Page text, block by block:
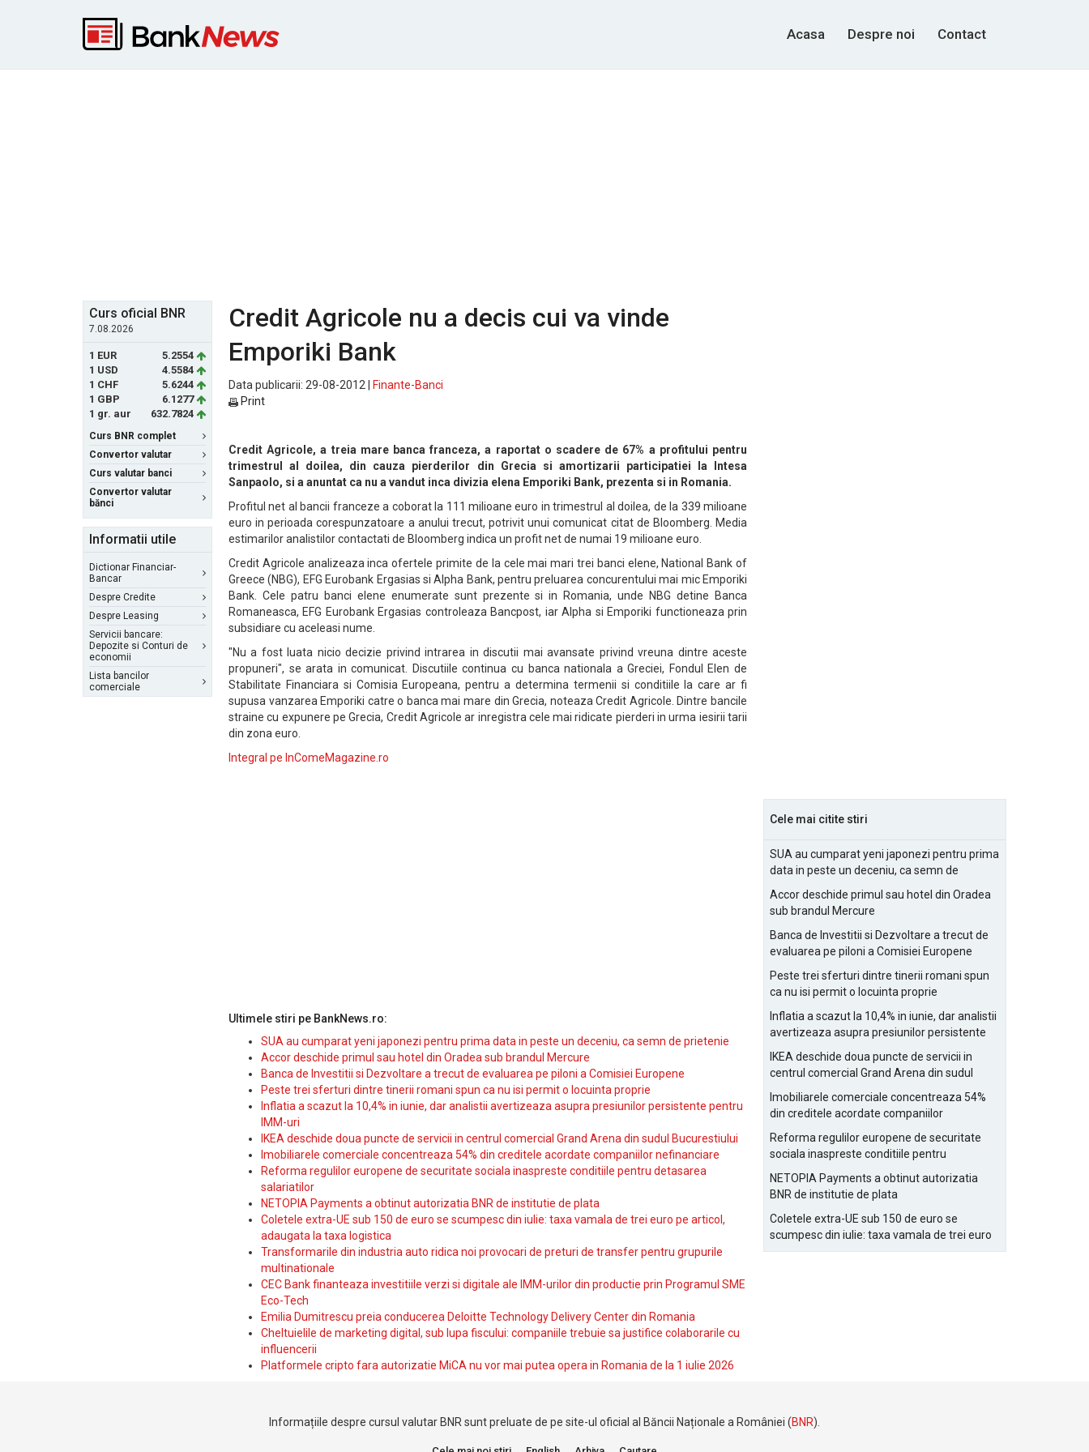
Acasa Despre noi Contact
Curs oficial BNR
7.08.2026
1 EUR
5.2554
1 USD
4.5584
1 CHF
5.6244
1 GBP
6.1277
1 gr. aur
632.7824
Curs BNR complet
Convertor valutar
Curs valutar banci
Convertor valutar
bănci
Informatii utile
Dictionar Financiar-
Bancar
Despre Credite
Despre Leasing
Servicii bancare:
Depozite si Conturi de
economii
Lista bancilor
comerciale
Credit Agricole nu a decis cui va vinde
Emporiki Bank
Data publicarii: 29-08-2012 |
Finante-Banci
Print
Credit Agricole, a treia mare banca franceza, a raportat o scadere de 67% a profitului pentru
trimestrul al doilea, din cauza pierderilor din Grecia si amortizarii participatiei la Intesa
Sanpaolo, si a anuntat ca nu a vandut inca divizia elena Emporiki Bank, prezenta si in Romania.
Profitul net al bancii franceze a coborat la 111 milioane euro in trimestrul al doilea, de la 339 milioane
euro in perioada corespunzatoare a anului trecut, potrivit unui comunicat citat de Bloomberg. Media
estimarilor analistilor contactati de Bloomberg indica un profit net de numai 19 milioane euro.
Credit Agricole analizeaza inca ofertele primite de la cele mai mari trei banci elene, National Bank of
Greece (NBG), EFG Eurobank Ergasias si Alpha Bank, pentru preluarea concurentului mai mic Emporiki
Bank. Cele patru banci elene enumerate sunt prezente si in Romania, unde NBG detine Banca
Romaneasca, EFG Eurobank Ergasias controleaza Bancpost, iar Alpha si Emporiki functioneaza prin
subsidiare cu aceleasi nume.
"Nu a fost luata nicio decizie privind intrarea in discutii mai avansate privind vreuna dintre aceste
propuneri", se arata in comunicat. Discutiile continua cu banca nationala a Greciei, Fondul Elen de
Stabilitate Financiara si Comisia Europeana, pentru a determina termenii si conditiile la care ar fi
supusa vanzarea Emporiki catre o banca mai mare din Grecia, noteaza Credit Agricole. Dintre bancile
straine cu expunere pe Grecia, Credit Agricole ar inregistra cele mai ridicate pierderi in urma iesirii tarii
din zona euro.
Integral pe InComeMagazine.ro
Ultimele stiri pe BankNews.ro:
SUA au cumparat yeni japonezi pentru prima data in peste un deceniu, ca semn de prietenie
Accor deschide primul sau hotel din Oradea sub brandul Mercure
Banca de Investitii si Dezvoltare a trecut de evaluarea pe piloni a Comisiei Europene
Peste trei sferturi dintre tinerii romani spun ca nu isi permit o locuinta proprie
Inflatia a scazut la 10,4% in iunie, dar analistii avertizeaza asupra presiunilor persistente pentru
IMM-uri
IKEA deschide doua puncte de servicii in centrul comercial Grand Arena din sudul Bucurestiului
Imobiliarele comerciale concentreaza 54% din creditele acordate companiilor nefinanciare
Reforma regulilor europene de securitate sociala inaspreste conditiile pentru detasarea
salariatilor
NETOPIA Payments a obtinut autorizatia BNR de institutie de plata
Coletele extra-UE sub 150 de euro se scumpesc din iulie: taxa vamala de trei euro pe articol,
adaugata la taxa logistica
Transformarile din industria auto ridica noi provocari de preturi de transfer pentru grupurile
multinationale
CEC Bank finanteaza investitiile verzi si digitale ale IMM-urilor din productie prin Programul SME
Eco-Tech
Emilia Dumitrescu preia conducerea Deloitte Technology Delivery Center din Romania
Cheltuielile de marketing digital, sub lupa fiscului: companiile trebuie sa justifice colaborarile cu
influencerii
Platformele cripto fara autorizatie MiCA nu vor mai putea opera in Romania de la 1 iulie 2026
Cele mai citite stiri
SUA au cumparat yeni japonezi pentru prima
data in peste un deceniu, ca semn de
Accor deschide primul sau hotel din Oradea
sub brandul Mercure
Banca de Investitii si Dezvoltare a trecut de
evaluarea pe piloni a Comisiei Europene
Peste trei sferturi dintre tinerii romani spun
ca nu isi permit o locuinta proprie
Inflatia a scazut la 10,4% in iunie, dar analistii
avertizeaza asupra presiunilor persistente
IKEA deschide doua puncte de servicii in
centrul comercial Grand Arena din sudul
Imobiliarele comerciale concentreaza 54%
din creditele acordate companiilor
Reforma regulilor europene de securitate
sociala inaspreste conditiile pentru
NETOPIA Payments a obtinut autorizatia
BNR de institutie de plata
Coletele extra-UE sub 150 de euro se
scumpesc din iulie: taxa vamala de trei euro
pe articol, adaugata la taxa logistica
Informațiile despre cursul valutar BNR sunt preluate de pe site-ul oficial al Băncii Naționale a României (BNR).